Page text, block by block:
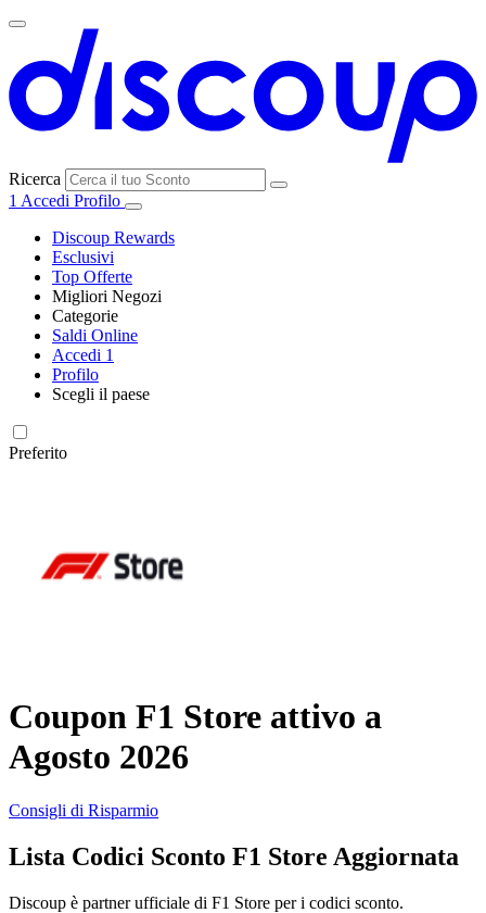
Ricerca
1 Accedi Profilo
Discoup Rewards
Esclusivi
Top Offerte
Migliori Negozi
SHEIN
eBay
YOOX
ITA Airways
Categorie
Elettronica e
Vacanze e
Hotel
Cosmetici e
Saldi Online
Accedi 1
Profilo
Scegli il paese
Preferito
Coupon F1 Store attivo a
Agosto 2026
Consigli di Risparmio
Lista Codici Sconto F1 Store Aggiornata
Discoup è partner ufficiale di F1 Store per i codici sconto.